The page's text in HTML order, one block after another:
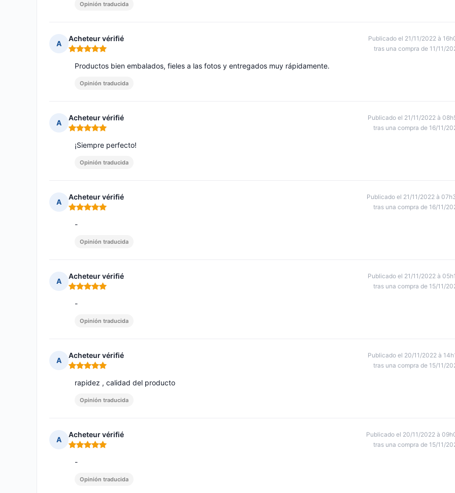
Opinión traducida
A
Acheteur vérifié
Nota: 5 de 5
Publicado el 21/11/2022 à
tras una compra de 11/11/
Productos bien embalados, fieles a las fotos y entregados muy rápidamente.
Opinión traducida
A
Acheteur vérifié
Nota: 5 de 5
Publicado el 21/11/2022 à
tras una compra de 16/11/
¡Siempre perfecto!
Opinión traducida
A
Acheteur vérifié
Nota: 5 de 5
Publicado el 21/11/2022 à
tras una compra de 16/11/
-
Opinión traducida
A
Acheteur vérifié
Nota: 5 de 5
Publicado el 21/11/2022 à
tras una compra de 15/11/
-
Opinión traducida
A
Acheteur vérifié
Nota: 5 de 5
Publicado el 20/11/2022 à
tras una compra de 15/11/
rapidez , calidad del producto
Opinión traducida
A
Acheteur vérifié
Nota: 5 de 5
Publicado el 20/11/2022 à
tras una compra de 15/11/
-
Opinión traducida